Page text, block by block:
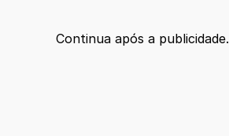
Continua após a publicidade.